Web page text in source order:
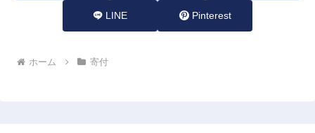
LINE Pinterest
ホーム 寄付